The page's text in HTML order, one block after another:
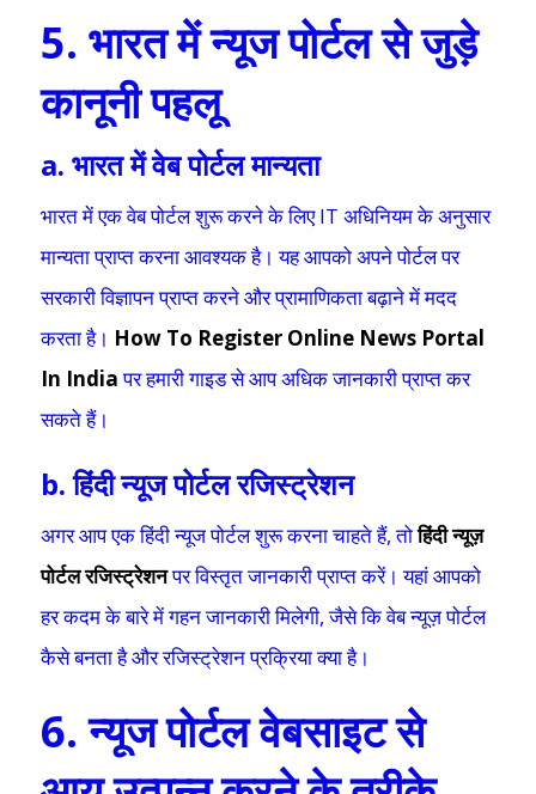
5. भारत में न्यूज पोर्टल से जुड़े
कानूनी पहलू
a. भारत में वेब पोर्टल मान्यता
भारत में एक वेब पोर्टल शुरू करने के लिए IT अधिनियम के अनुसार
मान्यता प्राप्त करना आवश्यक है। यह आपको अपने पोर्टल पर
सरकारी विज्ञापन प्राप्त करने और प्रामाणिकता बढ़ाने में मदद
करता है। How To Register Online News Portal
In Indiaपर हमारी गाइड से आप अधिक जानकारी प्राप्त कर
सकते हैं।
b. हिंदी न्यूज पोर्टल रजिस्ट्रेशन
अगर आप एक हिंदी न्यूज पोर्टल शुरू करना चाहते हैं, तोहिंदी न्यूज़
पोर्टल रजिस्ट्रेशनपर विस्तृत जानकारी प्राप्त करें। यहां आपको
हर कदम के बारे में गहन जानकारी मिलेगी, जैसे कि वेब न्यूज़ पोर्टल
कैसे बनता है और रजिस्ट्रेशन प्रक्रिया क्या है।
6. न्यूज पोर्टल वेबसाइट से